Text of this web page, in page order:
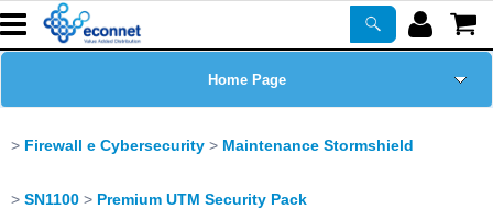
Home Page
Prodotti
Firewall e Cybersecurity Maintenance Stormshield
SN1100 Premium UTM Security Pack